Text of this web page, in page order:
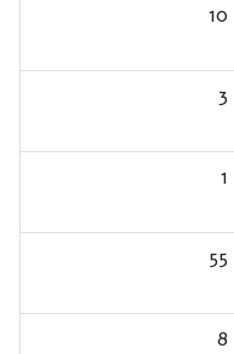
10
3
1
55
8